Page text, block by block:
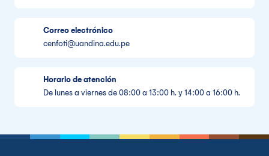
Correo electrónico
cenfoti@uandina.edu.pe
Horario de atención
De lunes a viernes de 08:00 a 13:00 h. y 14:00 a 16:00 h.